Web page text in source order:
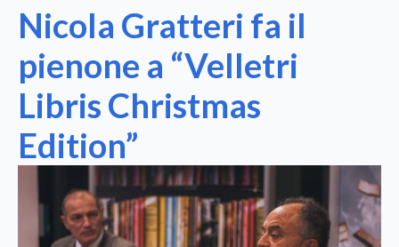
Nicola Gratteri fa il
pienone a “Velletri
Libris Christmas
Edition”